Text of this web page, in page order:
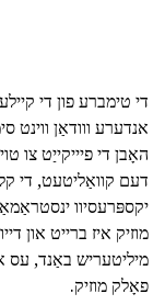
די טימברע פון די
אנדערע ווודאַן
האָבן די פיייקייַט צו
דעם קוואַליטעט, די
יקספּרעסיוו
מוזיק איז ברייט און
מיליטעריש באַנד, עס
פאָלק מוזיק.